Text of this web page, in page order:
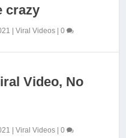
crazy
|Viral Videos |0
Video, No
|Viral Videos |0